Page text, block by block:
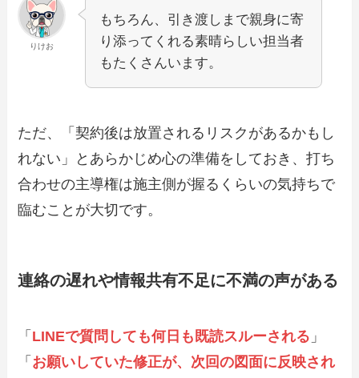
りけお
もちろん、引き渡しまで親身に寄
り添ってくれる素晴らしい担当者
もたくさんいます。
ただ、「契約後は放置されるリスクがあるかもし
れない」とあらかじめ心の準備をしておき、打ち
合わせの主導権は施主側が握るくらいの気持ちで
臨むことが大切です。
連絡の遅れや情報共有不足に不満の声がある
「 LINEで質問しても何日も既読スルーされる 」
「 お願いしていた修正が、次回の図面に反映され